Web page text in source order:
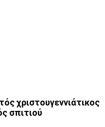
χριστουγεννιάτικος
σπιτιού